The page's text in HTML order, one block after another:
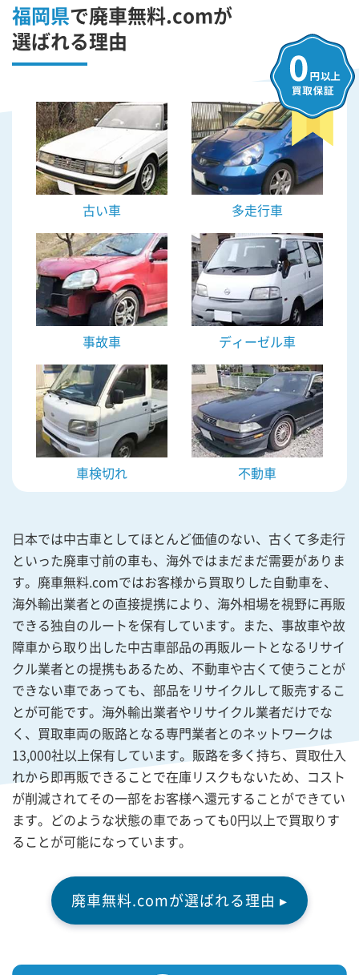
福岡県で廃車無料.comが
選ばれる理由
古い車 多走行車
事故車 ディーゼル車
車検切れ 不動車
日本では中古車としてほとんど価値のない、古くて多走行
といった廃車寸前の車も、海外ではまだまだ需要がありま
す。廃車無料.comではお客様から買取りした自動車を、
海外輸出業者との直接提携により、海外相場を視野に再販
できる独自のルートを保有しています。また、事故車や故
障車から取り出した中古車部品の再販ルートとなるリサイ
クル業者との提携もあるため、不動車や古くて使うことが
できない車であっても、部品をリサイクルして販売するこ
とが可能です。海外輸出業者やリサイクル業者だけでな
く、買取車両の販路となる専門業者とのネットワークは
13,000社以上保有しています。販路を多く持ち、買取仕入
れから即再販できることで在庫リスクもないため、コスト
が削減されてその一部をお客様へ還元することができてい
ます。どのような状態の車であっても0円以上で買取りす
ることが可能になっています。
廃車無料.comが選ばれる理由 ▸